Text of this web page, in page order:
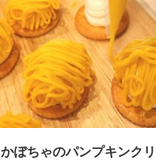
かぼちゃのパンプキンクリ